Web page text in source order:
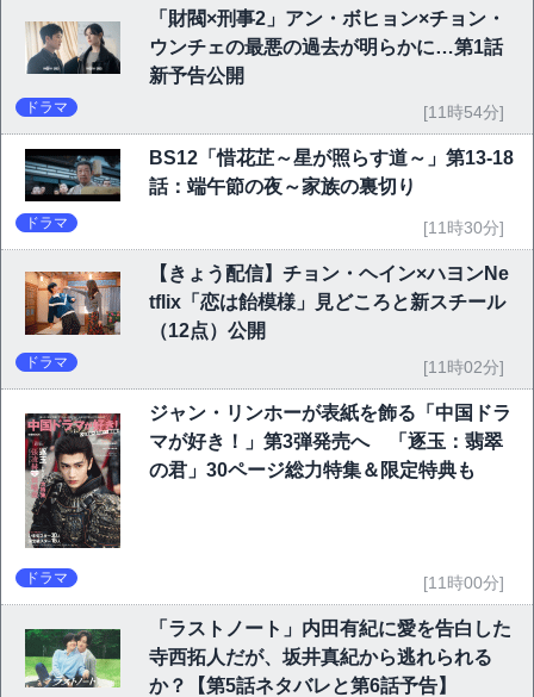
「財閥×刑事2」アン・ボヒョン×チョン・
ウンチェの最悪の過去が明らかに…第1話
新予告公開
ドラマ [11時54分]
BS12「惜花芷～星が照らす道～」第13-18
話：端午節の夜～家族の裏切り
ドラマ [11時30分]
【きょう配信】チョン・ヘイン×ハヨンNe
tflix「恋は飴模様」見どころと新スチール
（12点）公開
ドラマ [11時02分]
ジャン・リンホーが表紙を飾る「中国ドラ
マが好き！」第3弾発売へ 「逐玉：翡翠
の君」30ページ総力特集＆限定特典も
ドラマ [11時00分]
「ラストノート」内田有紀に愛を告白した
寺西拓人だが、坂井真紀から逃れられる
か？【第5話ネタバレと第6話予告】